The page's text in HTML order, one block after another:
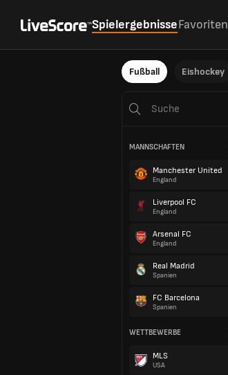
SpielergebnisseFavoriten
Fußball Eishockey
MANNSCHAFTEN
Manchester United
England
Liverpool FC
England
Arsenal FC
England
Real Madrid
Spanien
FC Barcelona
Spanien
WETTBEWERBE
MLS
USA